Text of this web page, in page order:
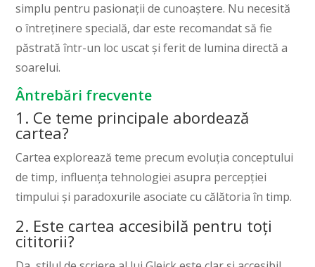
simplu pentru pasionații de cunoaștere. Nu necesită
o întreținere specială, dar este recomandat să fie
păstrată într-un loc uscat și ferit de lumina directă a
soarelui.
Ântrebări frecvente
1. Ce teme principale abordează
cartea?
Cartea explorează teme precum evoluția conceptului
de timp, influența tehnologiei asupra percepției
timpului și paradoxurile asociate cu călătoria în timp.
2. Este cartea accesibilă pentru toți
cititorii?